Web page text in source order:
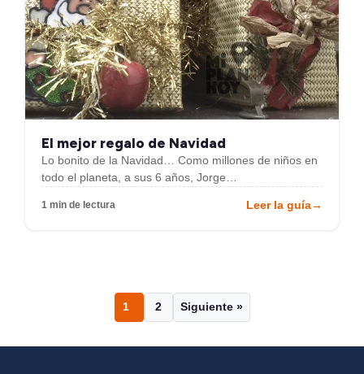
El mejor regalo de Navidad
Lo bonito de la Navidad… Como millones de niños en
todo el planeta, a sus 6 años, Jorge…
1 min de lectura Leer la guía→
Página
1
Página
2 Siguiente »